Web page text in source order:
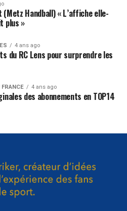
Handball) « L’affiche elle-
plus »
4 ans ago
du RC Lens pour surprendre les
FRANCE 4 ans ago
des abonnements en TOP14